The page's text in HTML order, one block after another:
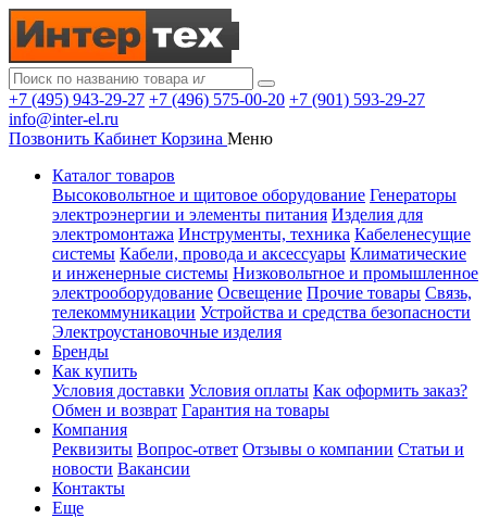
+7 (495) 943-29-27 +7 (496) 575-00-20 +7 (901) 593-29-27
info@inter-el.ru
Позвонить Кабинет Корзина Меню
Каталог товаров
Высоковольтное и щитовое оборудование Генераторы
электроэнергии и элементы питания Изделия для
электромонтажа Инструменты, техника Кабеленесущие
системы Кабели, провода и аксессуары Климатические
и инженерные системы Низковольтное и промышленное
электрооборудование Освещение Прочие товары Связь,
телекоммуникации Устройства и средства безопасности
Электроустановочные изделия
Бренды
Как купить
Условия доставки Условия оплаты Как оформить заказ?
Обмен и возврат Гарантия на товары
Компания
Реквизиты Вопрос-ответ Отзывы о компании Статьи и
новости Вакансии
Контакты
Еще